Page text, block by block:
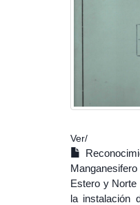
Ver/
Estero y
la instalación